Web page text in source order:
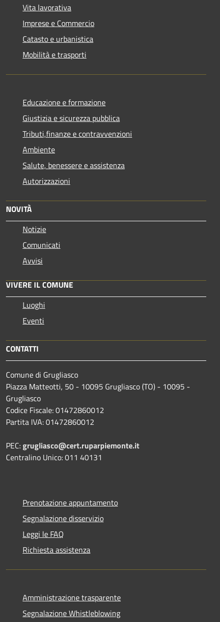
Vita lavorativa
Imprese e Commercio
Catasto e urbanistica
Mobilità e trasporti
Educazione e formazione
Giustizia e sicurezza pubblica
Tributi,finanze e contravvenzioni
Ambiente
Salute, benessere e assistenza
Autorizzazioni
NOVITÀ
Notizie
Comunicati
Avvisi
VIVERE IL COMUNE
Luoghi
Eventi
CONTATTI
Comune di Grugliasco
Piazza Matteotti, 50 - 10095 Grugliasco (TO) - 10095 -
Grugliasco
Codice Fiscale: 01472860012
Partita IVA: 01472860012
PEC:grugliasco@cert.ruparpiemonte.it
Centralino Unico: 011 40131
Prenotazione appuntamento
Segnalazione disservizio
Leggi le FAQ
Richiesta assistenza
Amministrazione trasparente
Segnalazione Whistleblowing